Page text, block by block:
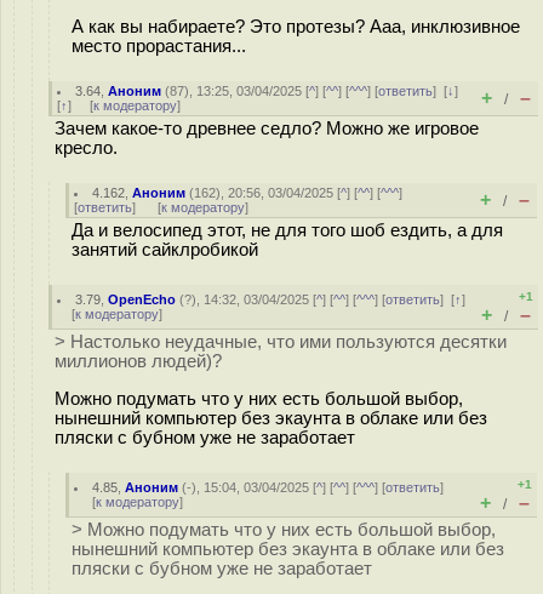
А как вы набираете? Это протезы? Ааа, инклюзивное
место прорастания...
3.64 ,Аноним (87), 13:25, 03/04/2025 [^] [^^] [^^^] [ответить][↓]
[↑] [к модератору] + / –
Зачем какое-то древнее седло? Можно же игровое
кресло.
4.162 ,Аноним (162), 20:56, 03/04/2025 [^] [^^] [^^^]
[ответить] [к модератору] + / –
Да и велосипед этот, не для того шоб ездить, а для
занятий сайклробикой
3.79 ,OpenEcho (?), 14:32, 03/04/2025 [^] [^^] [^^^] [ответить][↑]
[к модератору]
+1
+ / –
> Настолько неудачные, что ими пользуются десятки
миллионов людей)?
Можно подумать что у них есть большой выбор,
нынешний компьютер без экаунта в облаке или без
пляски с бубном уже не заработает
4.85 ,Аноним (-), 15:04, 03/04/2025 [^] [^^] [^^^] [ответить]
[к модератору]
+1
+ / –
> Можно подумать что у них есть большой выбор,
нынешний компьютер без экаунта в облаке или без
пляски с бубном уже не заработает